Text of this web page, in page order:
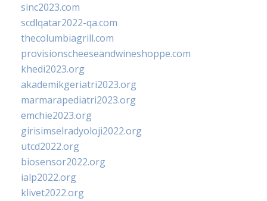
sinc2023.com
scdlqatar2022-qa.com
thecolumbiagrill.com
provisionscheeseandwineshoppe.com
khedi2023.org
akademikgeriatri2023.org
marmarapediatri2023.org
emchie2023.org
girisimselradyoloji2022.org
utcd2022.org
biosensor2022.org
ialp2022.org
klivet2022.org